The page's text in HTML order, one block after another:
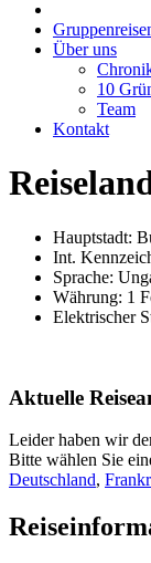
Über uns
10
Team
Kontakt
Hauptstadt:
Int.
Sprache:
Währung: 1
Elektrischer
Aktuelle
Leider haben wir
Bitte wählen Sie
Deutschland,